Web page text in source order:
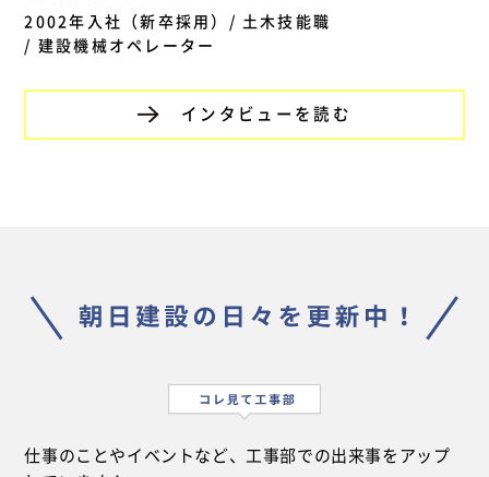
2002年入社（新卒採用）/ 土木技能職
/ 建設機械オペレーター
インタビューを読む
仕事のことやイベントなど、工事部での出来事をアップ